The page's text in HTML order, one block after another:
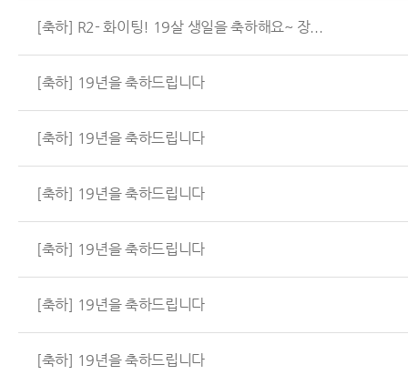
[축하] R2- 화이팅! 19살 생일을 축하해요~ 장...
[축하] 19년을 축하드립니다
[축하] 19년을 축하드립니다
[축하] 19년을 축하드립니다
[축하] 19년을 축하드립니다
[축하] 19년을 축하드립니다
[축하] 19년을 축하드립니다